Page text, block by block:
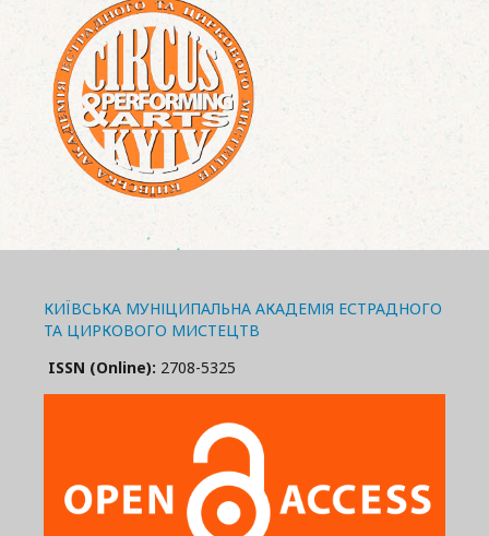
КИЇВСЬКА МУНІЦИПАЛЬНА АКАДЕМІЯ ЕСТРАДНОГО
ТА ЦИРКОВОГО МИСТЕЦТВ
ISSN (Online): 2708-5325